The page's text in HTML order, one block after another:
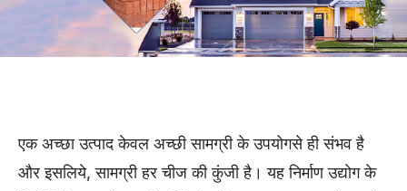
एक अच्छा उत्पाद केवल अच्छी सामग्री के उपयोगसे ही संभव है
और इसलिये, सामग्री हर चीज की कुंजी है। यह निर्माण उद्योग के